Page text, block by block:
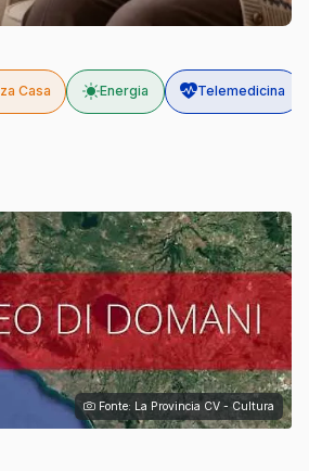
Casa Energia Telemedicina
Fonte: La Provincia CV - Cultura